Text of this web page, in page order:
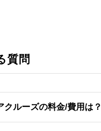
質問
ルーズの料金/費用は？